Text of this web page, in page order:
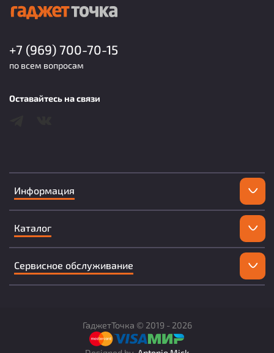
Информация
Каталог
Сервисное обслуживание
+7 (969) 700-70-15
по всем вопросам
Оставайтесь на связи
ГаджетТочка © 2019 - 2026